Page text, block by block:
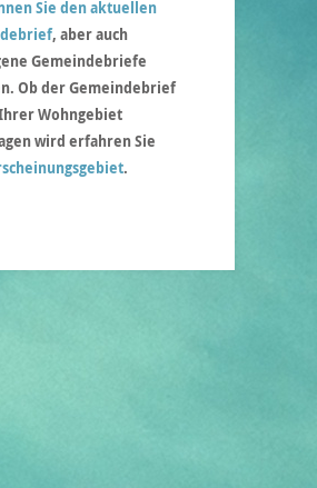
Sie den aktuellen
, aber auch
Gemeindebriefe
Ob der Gemeindebrief
Wohngebiet
wird erfahren Sie
.